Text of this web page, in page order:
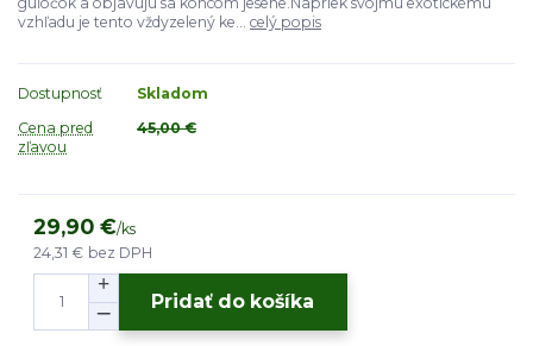
vzhľadu je tento vždyzelený ke... celý popis
Dostupnosť
Skladom
Cena pred
zľavou
45,00 €
29,90 €/ks
24,31 € bez DPH
Pridať do košíka